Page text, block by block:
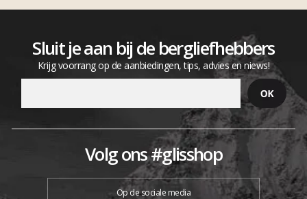
Sluit je aan bij de bergliefhebbers
Krijg voorrang op de aanbiedingen, tips, advies en niews!
Volg ons #glisshop
Op de sociale media